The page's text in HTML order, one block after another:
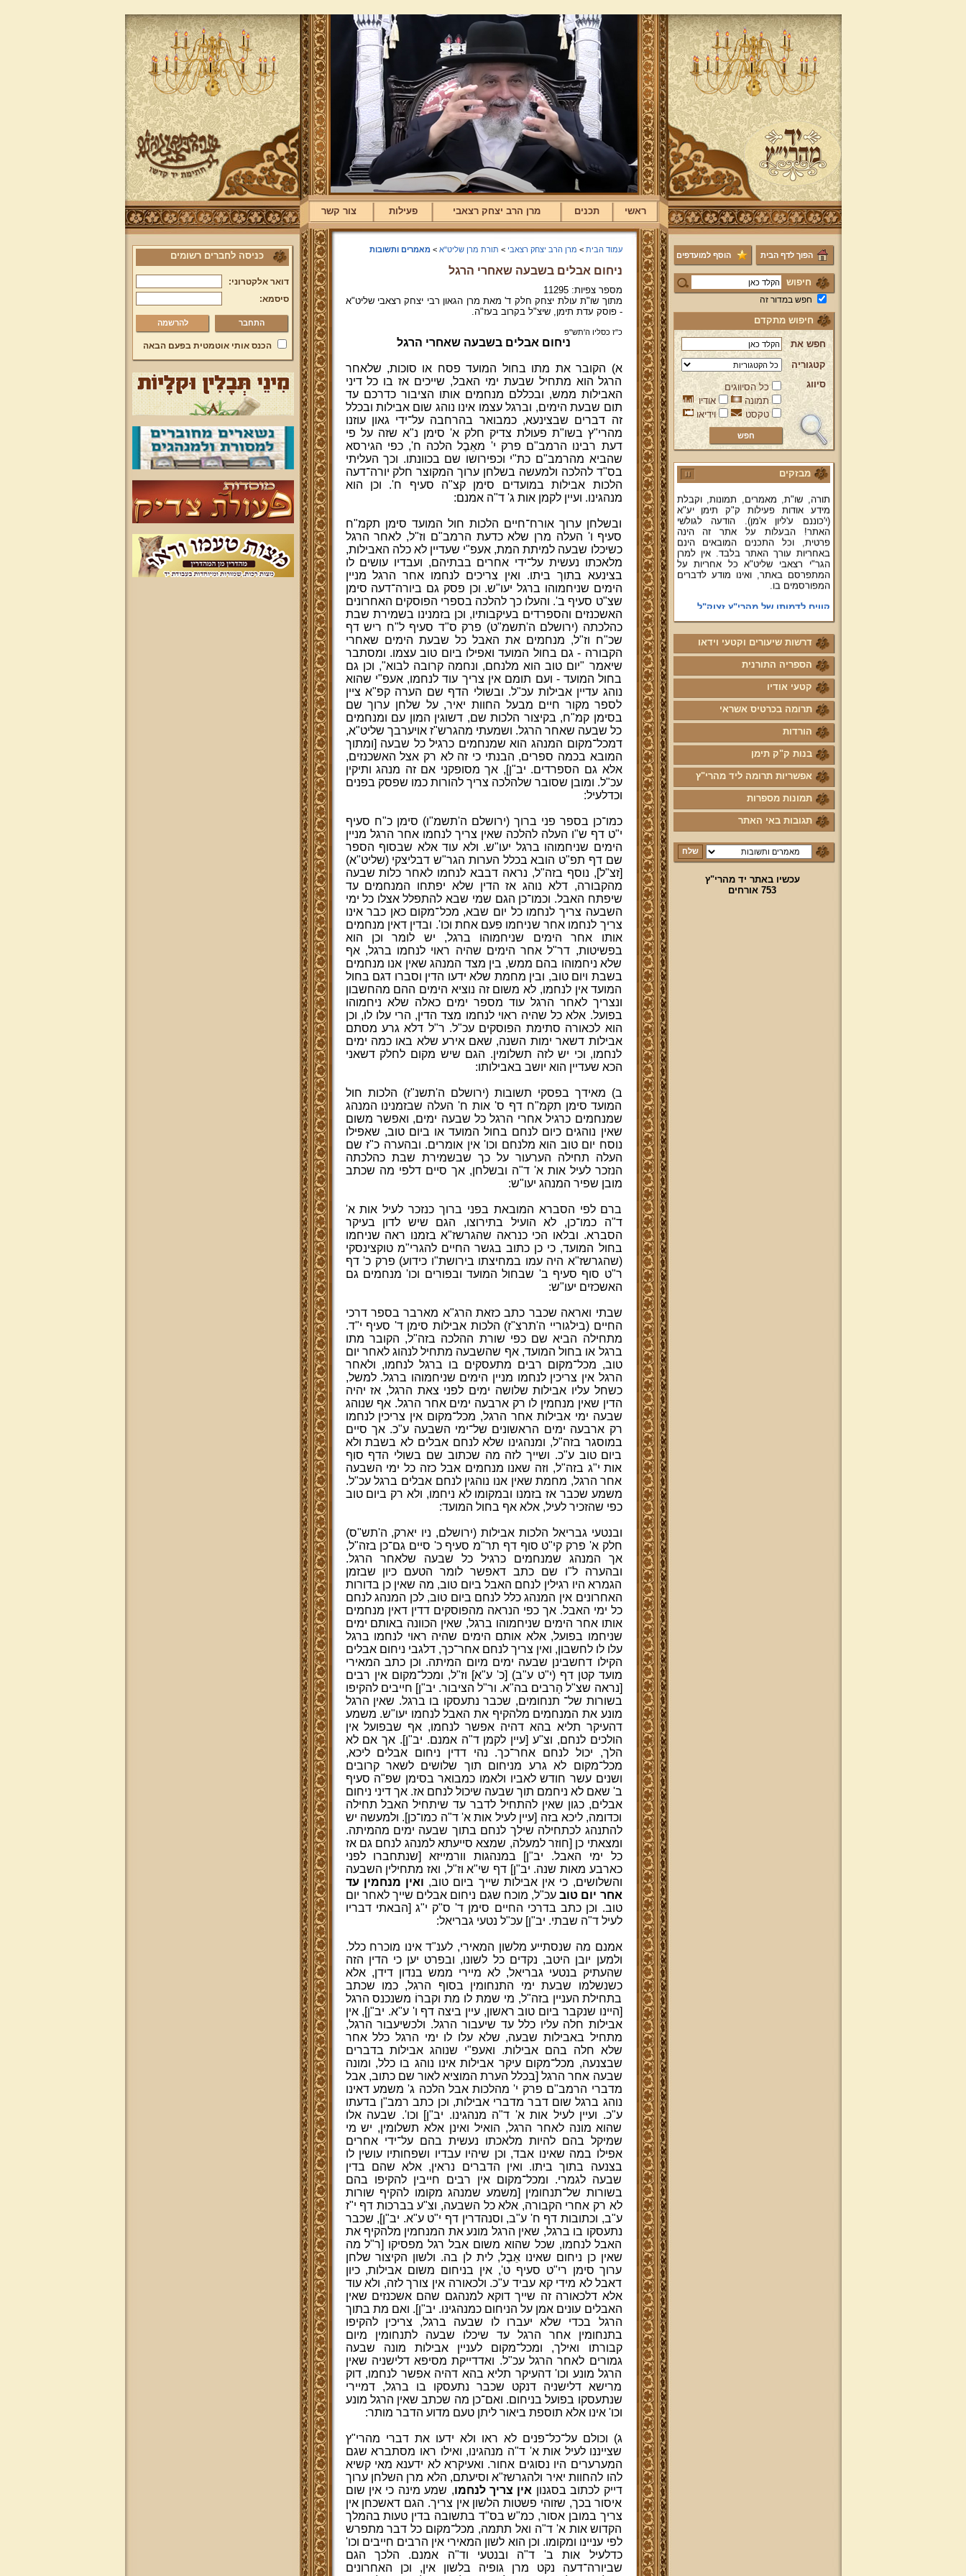
ראשי תכנים מרן הרב יצחק רצאבי פעילות צור קשר
הפוך לדף הבית הוסף למועדפים
חיפוש
חפש במדור זה
חיפוש מתקדם
חפש את
קטגוריה
סיווג
כל הסיווגים
תמונה
אודיו
טקסט
וידיאו
מבזקים
ברוכים הבאים לאתר מהרי"ץ
יד מהרי"ץ - פורטל תורני למורשת יהדות
תימן, האתר הרשמי להנצחת מורשתו
של גאון רבני תימן ותפארתם מהרי"ץ
זצוק"ל. באתר תמצאו גם תכנים תורניים
והלכתיים רבים של מרן הגאון הרב יצחק
רצאבי שליט"א - פוסק עדת תימן,
מחבר ספרי שלחן ערוך המקוצר ח"ח
ושו"ת עולת יצחק ג"ח ועוד, וכן תוכלו
לעיין ולהאזין ולצפות במבחר שיעורי
תורה, שו"ת, מאמרים, תמונות, וקבלת
מידע אודות פעילות ק"ק תימן יע"א
(י'כוננם ע'ליון א'מן). הודעה לגולשי
האתר! הבעלות על אתר זה הינה
פרטית, וכל התכנים המובאים הינם
באחריות עורך האתר בלבד. אין למרן
הגר"י רצאבי שליט"א כל אחריות על
המתפרסם באתר, ואינו מודע לדברים
המפורסמים בו.
קווים לדמותו של מהרי"ץ זצוק"ל
פניה נרגשת אל אחינו בני עדת תימן
יע"א די בכל אתר ואתר
טופס הוראת קבע
לוח לימוד "עמוד יומי" בספר הזוהר
הקדוש
קול קורא לעמוד על משמר מסורת
ק"ק תימן יע"א וחיזוקה
פרשת השבוע להאזנה מאת החזן
ה"ה יהודה דהרי הי"ו
הרשמה לקהילת מהרי"ץ
נוספו קטעי וידאו
השיעור השבועי
הבהרת מרן שליט"א על השיעור
פרויקט הכנסת ספרי מרן שליט"א
פרויקט הכנסת מאמרי מרן שליט"א
דרשות שיעורים וקטעי וידאו
הספריה התורנית
קטעי אודיו
תרומה בכרטיס אשראי
הורדות
בנות ק"ק תימן
אפשריות תרומה ליד מהרי"ץ
תמונות מספרות
תגובות באי האתר
עכשיו באתר יד מהרי"ץ
753 אורחים
עמוד הבית > מרן הרב יצחק רצאבי > תורת מרן שליט"א >מאמרים ותשובות
ניחום אבלים בשבעה שאחרי הרגל
מספר צפיות: 11295
מתוך שו"ת עולת יצחק חלק ד' מאת מרן הגאון רבי יצחק רצאבי שליט"א
- פוסק עדת תימן, שיצ"ל בקרוב בעז"ה.
כ"ז כסליו ה'תש"פ
ניחום אבלים בשבעה שאחרי הרגל
א) הקובר את מתו בחול המועד פסח או סוכות, שלאחר
הרגל הוא מתחיל שבעת ימי האבל, שייכים אז בו כל דיני
האבילות ממש, ובכללם מנחמים אותו הציבור כדרכם עד
תום שבעת הימים, וברגל עצמו אינו נוהג שום אבילות ובכלל
זה דברים שבצינעא, כמבואר בהרחבה על־ידי גאון עוזנו
מהרי"ץ בשו"ת פעולת צדיק חלק א' סימן נ"א שזה על פי
דעת רבינו הרמב"ם פרק י' מאֵבֶל הלכה ח', כפי הגירסא
שהביא מהרמב"ם כת"י וכפירושו שם בכוונתו. וכך העליתי
בס"ד להלכה ולמעשה בשלחן ערוך המקוצר חלק יורה־דעה
הלכות אבילות במועדים סימן קצ"ה סעיף ח'. וכן הוא
מנהגינו. ועיין לקמן אות ג' ד"ה אמנם:
ובשלחן ערוך אורח־חיים הלכות חול המועד סימן תקמ"ח
סעיף ו' העלה מרן שלא כדעת הרמב"ם וז"ל, לאחר הרגל
כשיכלו שבעה למיתת המת, אעפ"י שעדיין לא כלה האבילות,
מלאכתו נעשית על־ידי אחרים בבתיהם, ועבדיו עושים לו
בצינעא בתוך ביתו. ואין צריכים לנחמו אחר הרגל מניין
הימים שניחמוהו ברגל יעו"ש. וכן פסק גם ביורה־דעה סימן
שצ"ט סעיף ב'. והעלו כך להלכה בספרי הפוסקים האחרונים
האשכנזים והספרדים בעיקבותיו, וכן בזמנינו בשמירת שבת
כהלכתה (ירושלם ה'תשמ"ט) פרק ס"ד סעיף ל"ח ריש דף
שכ"ח וז"ל, מנחמים את האבל כל שבעת הימים שאחרי
הקבורה - גם בחול המועד ואפילו ביום טוב עצמו. ומסתבר
שיאמר "יום טוב הוא מלנחם, ונחמה קרובה לבוא", וכן גם
בחול המועד - ועם תומם אין צריך עוד לנחמו, אעפ"י שהוא
נוהג עדיין אבילות עכ"ל. ובשולי הדף שם הערה קפ"א ציין
לספר מקור חיים מבעל החוות יאיר, על שלחן ערוך שם
בסימן קמ"ח, בקיצור הלכות שם, דשוגין המון עם ומנחמים
כל שבעה שאחר הרגל. ושמעתי מהגרש"ז אויערבך שליט"א,
דמכל־מקום המנהג הוא שמנחמים כרגיל כל שבעה [ומתוך
המובא בכמה ספרים, הבנתי כי זה לא רק אצל האשכנזים,
אלא גם הספרדים. יב"ן], אך מסופקני אם זה מנהג ותיקין
עכ"ל. ומובן שסובר שלהלכה צריך להורות כמו שפסק בפנים
וכדלעיל:
כמו־כן בספר פני ברוך (ירושלם ה'תשמ"ו) סימן כ"ח סעיף
י"ט דף ש"ו העלה להלכה שאין צריך לנחמו אחר הרגל מניין
הימים שניחמוהו ברגל יעו"ש. ולא עוד אלא שבסוף הספר
שם דף תפ"ט הובא בכלל הערות הגר"ש דבליצקי (שליט"א)
[זצ"ל], נוסף בזה"ל, נראה דבבא לנחמו לאחר כלות שבעה
מהקבורה, דלא נוהג אז הדין שלא יפתחו המנחמים עד
שיפתח האבל. וכמו־כן הגם שמי שבא להתפלל אצלו כל ימי
השבעה צריך לנחמו כל יום שבא, מכל־מקום כאן כבר אינו
צריך לנחמו אחר שניחמו פעם אחת וכו'. ובדין דאין מנחמים
אותו אחר הימים שניחמוהו ברגל, יש לומר וכן הוא
בפשיטות, דר"ל אחר הימים שהיה ראוי לנחמו ברגל, אף
שלא ניחמוהו בהם ממש, בין מצד המנהג שאין אנו מנחמים
בשבת ויום טוב, ובין מחמת שלא ידעו הדין וסברו דגם בחול
המועד אין לנחמו, לא משום זה נוציא הימים ההם מהחשבון
ונצריך לאחר הרגל עוד מספר ימים כאלה שלא ניחמוהו
בפועל. אלא כל שהיה ראוי לנחמו מצד הדין, הרי עלו לו, וכן
הוא לכאורה סתימת הפוסקים עכ"ל. ר"ל דלא גרע מסתם
אבילות דשאר ימות השנה, שאם אירע שלא באו כמה ימים
לנחמו, וכי יש לזה תשלומין. הגם שיש מקום לחלק דשאני
הכא שעדיין הוא יושב באבילותו:
ב) מאידך בפסקי תשובות (ירושלם ה'תשנ"ז) הלכות חול
המועד סימן תקמ"ח דף ס' אות ח' העלה שבזמנינו המנהג
שמנחמים כרגיל אחרי הרגל כל שבעה ימים, ואפשר משום
שאין נוהגים כיום לנחם בחול המועד או ביום טוב, שאפילו
נוסח יום טוב הוא מלנחם וכו' אין אומרים. ובהערה כ"ז שם
העלה תחילה הערעור על כך שבשמירת שבת כהלכתה
הנזכר לעיל אות א' ד"ה ובשלחן, אך סיים דלפי מה שכתב
מובן שפיר המנהג יעו"ש:
ברם לפי הסברא המובאת בפני ברוך כנזכר לעיל אות א'
ד"ה כמו־כן, לא הועיל בתירוצו, הגם שיש לדון בעיקר
הסברא. ובלאו הכי כנראה שהגרשז"א בזמנו ראה שניחמו
בחול המועד, כי כן כתוב בגשר החיים להגרי"מ טוקצינסקי
(שהגרשז"א היה עמו במחיצתו בירושת"ו כידוע) פרק כ' דף
ר"ט סוף סעיף ב' שבחול המועד ובפורים וכו' מנחמים גם
האשכזים יעו"ש:
שבתי ואראה שכבר כתב כזאת הרג"א מארבר בספר דרכי
החיים (בילגוריי ה'תרצ"ז) הלכות אבילות סימן ד' סעיף י"ד.
מתחילה הביא שם כפי שורת ההלכה בזה"ל, הקובר מתו
ברגל או בחול המועד, אף שהשבעה מתחיל לנהוג לאחר יום
טוב, מכל־מקום רבים מתעסקים בו ברגל לנחמו, ולאחר
הרגל אין צריכין לנחמו מניין הימים שניחמוהו ברגל. למשל,
כשחל עליו אבילות שלושה ימים לפני צאת הרגל, אז יהיה
הדין שאין מנחמין לו רק ארבעה ימים אחר הרגל. אף שנוהג
שבעה ימי אבילות אחר הרגל, מכל־מקום אין צריכין לנחמו
רק ארבעה ימים הראשונים של־ימי השבעה ע"כ. אך סיים
במוסגר בזה"ל, ומנהגינו שלא לנחם אבלים לא בשבת ולא
ביום טוב ע"כ. ושייך לזה מה שכתוב שם בשולי הדף סוף
אות י"ג בזה"ל, וזה שאנו מנחמים אבל כזה כל ימי השבעה
אחר הרגל, מחמת שאין אנו נוהגין לנחם אבלים ברגל עכ"ל.
משמע שכבר אז בזמנו ובמקומו לא ניחמו, ולא רק ביום טוב
כפי שהזכיר לעיל, אלא אף בחול המועד:
ובנטעי גבריאל הלכות אבילות (ירושלם, ניו יארק, ה'תש"ס)
חלק א' פרק קי"ט סוף דף תר"מ סעיף כ' סיים גם־כן בזה"ל,
אך המנהג שמנחמים כרגיל כל שבעה שלאחר הרגל.
ובהערה ל"ו שם כתב דאפשר לומר הטעם כיון שבזמן
הגמרא היו רגילין לנחם האבל ביום טוב, מה שאין כן בדורות
האחרונים אין המנהג כלל לנחם ביום טוב, לכן המנהג לנחם
כל ימי האבל. אך כפי הנראה מהפוסקים דדין דאין מנחמים
אותו אחר הימים שניחמוהו ברגל, שאין הכוונה באותם ימים
שניחמו בפועל, אלא אותם הימים שהיה ראוי לנחמו ברגל
עלו לו לחשבון, ואין צריך לנחם אחר־כך, דלגבי ניחום אבלים
הקילו דחשבינן שבעה ימים מיום המיתה. וכן כתב המאירי
מועד קטן דף (י"ט ע"ב) [כ' ע"א] וז"ל, ומכל־מקום אין רבים
[נראה שצ"ל הָרבים בה"א. ור"ל הציבור. יב"ן] חייבים להקיפו
בשורות של־ תנחומים, שכבר נתעסקו בו ברגל. שאין הרגל
מונע את המנחמים מלהקיף את האבל לנחמו יעו"ש. משמע
דהעיקר תליא בהא דהיה אפשר לנחמו, אף שבפועל אין
הולכים לנחם, וצ"ע [עיין לקמן ד"ה אמנם. יב"ן]. אך אם לא
הלך, יכול לנחם אחר־כך. נהי דדין ניחום אבלים ליכא,
מכל־מקום לא גרע מניחום תוך שלושים לשאר קרובים
ושנים עשר חודש לאביו ולאמו כמבואר בסימן שפ"ה סעיף
ב' שאם לא ניחמם תוך שבעה שיכול לנחם אז. אך דיני ניחום
אבלים, כגון שאין להתחיל לדבר עד שיתחיל האבל תחילה
וכדומה, ליכא בזה [עיין לעיל אות א' ד"ה כמו־כן]. ולמעשה יש
להתנהג לכתחילה שילך לנחם בתוך שבעה ימים מהמיתה.
ומצאתי כן [חוזר למעלה, שמצא סייעתא למנהג לנחם גם אז
כל ימי האבל. יב"ן] במנהגות וורמייזא [שנתחברו לפני
כארבע מאות שנה. יב"ן] דף שי"א וז"ל, ואז מתחילין השבעה
והשלושים, כי אין אבילות שייך ביום טוב, ואין מנחמין עד
אחר יום טובעכ"ל, מוכח שגם ניחום אבלים שייך לאחר יום
טוב. וכן כתב בדרכי החיים סימן ד' ס"ק י"ג [הבאתי דבריו
לעיל ד"ה שבתי. יב"ן] עכ"ל נטעי גבריאל:
אמנם מה שנסתייע מלשון המאירי, לענ"ד אינו מוכרח כלל.
ולמען יובן היטב, נקדים כל לשונו, ובפרט יען כי הדין הזה
שהעתיק בנטעי גבריאל, לא מיירי ממש בנדון דידן, אלא
כשנשלמו שבעת ימי התנחומין בסוף הרגל, כמו שכתב
בתחילת העניין בזה"ל, מי שמת לו מת וקברוֹ משנכנס הרגל
[היינו שנקבר ביום טוב ראשון, עיין ביצה דף ו' ע"א. יב"ן], אין
אבילות חלה עליו כלל עד שיעבור הרגל. ולכשיעבור הרגל,
מתחיל באבילות שבעה, שלא עלו לו ימי הרגל כלל אחר
שלא חלה בהם אבילות. ואעפ"י שנוהג אבילות בדברים
שבצנעה, מכל־מקום עיקר אבילות אינו נוהג בו כלל, ומונה
שבעה אחר הרגל [בכלל הערת המוציא לאור שם כתוב, אבל
מדברי הרמב"ם פרק י' מהלכות אבל הלכה ג' משמע דאינו
נוהג ברגל שום דבר מדברי אבילות, וכן כתב רמב"ן בדעתו
ע"כ. ועיין לעיל אות א' ד"ה מנהגינו. יב"ן] וכו'. שבעה אלו
שהוא מונה לאחר הרגל, הואיל ואינן אלא תשלומין, יש מי
שמיקל בהם להיות מלאכתו נעשית בהם על־ידי אחרים
אפילו במה שאינו אבד, וכן שיהיו עבדיו ושפחותיו עושין לו
בצנעה בתוך ביתו. ואין הדברים נראין, אלא שהם בדין
שבעה לגמרי. ומכל־מקום אין רבים חייבין להקיפו בהם
בשורות של־תנחומין [משמע שמנהג מקומו להקיף שורות
לא רק אחרי הקבורה, אלא כל השבעה, וצ"ע בברכות דף י"ז
ע"ב, וכתובות דף ח' ע"ב, וסנהדרין דף י"ט ע"א. יב"ן], שכבר
נתעסקו בו ברגל, שאין הרגל מונע את המנחמין מלהקיף את
האבל לנחמו, שכל שהוא משום אבל רגל מפסיקו [ר"ל מה
שאין כן ניחום שאינו אֵבֶל, לית לן בה. ולשון הקיצור שלחן
ערוך סימן רי"ט סעיף ט', אין בניחום משום אבילות, כיון
דאבל לא מידי קא עביד ע"כ. ולכאורה אין צורך לזה, ולא עוד
אלא דלכאורה זה שייך דוקא למנהגם שהם אשכנזים שאין
האבלים עונים אמן על הניחום כמנהגינו. יב"ן]. ואם מת בתוך
הרגל בכדי שלא יעברו לו שבעה ברגל, צריכין להקיפו
בתנחומין אחר הרגל עד שיכלו שבעה לתנחומין מיום
קבורתו ואילך, ומכל־מקום לעניין אבילות מונה שבעה
גמורים לאחר הרגל עכ"ל. ואדדייקת מסיפא דלישניה שאין
הרגל מונע וכו' דהעיקר תליא בהא דהיה אפשר לנחמו, דוק
מרישא דלישניה דנקט שכבר נתעסקו בו ברגל, דמיירי
שנתעסקו בפועל בניחום. ואם־כן מה שכתב שאין הרגל מונע
וכו' אינו אלא תוספת ביאור ליתן טעם מדוע הדבר מותר:
ג) וכולם על־כל־פנים לא ראו ולא ידעו את דברי מהרי"ץ
שצייננו לעיל אות א' ד"ה מנהגינו, ואילו ראו מסתברא שגם
המערערים היו נסוגים אחור. ואעיקרא לא ידענא מאי קשיא
להו להחוות יאיר ולהגרשז"א וסיעתם, הלא מרן השלחן ערוך
דייק לכתוב בסגנון אין צריך לנחמו, שמע מינה כי אין שום
איסור בכך, שזוהי פשטות הלשון אין צריך. הגם דאשכחן אין
צריך במובן אסור, כמ"ש בס"ד בתשובה בדין טעות בהמלך
הקדוש אות א' ד"ה ואל תתמה, מכל־מקום כל דבר מתפרש
לפי עניינו ומקומו. וכן הוא לשון המאירי אין הרבים חייבים וכו'
כדלעיל אות ב' ד"ה ובנטעי וד"ה אמנם. הלכך הגם
שביורה־דעה נקט מרן גופיה בלשון אין, וכן האחרונים
כניסה לחברים רשומים
דואר אלקטרוני:
סיסמא:
להרשמה
הכנס אותי אוטמטית בפעם הבאה